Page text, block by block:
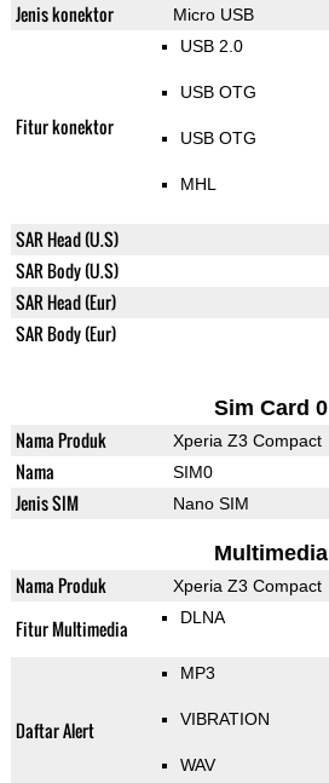
Jenis konektor Micro USB
Fitur konektor
USB 2.0
USB OTG
USB OTG
MHL
SAR Head (U.S)
SAR Body (U.S)
SAR Head (Eur)
SAR Body (Eur)
Sim Card 0
Nama Produk Xperia Z3 Compact
Nama SIM0
Jenis SIM Nano SIM
Multimedia
Nama Produk Xperia Z3 Compact
Fitur Multimedia DLNA
Daftar Alert
MP3
VIBRATION
WAV